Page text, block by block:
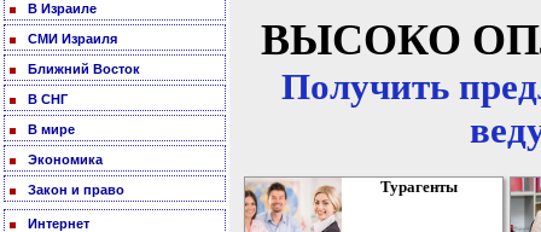
В Израиле
СМИ Израиля
Ближний Восток
В СНГ
В мире
Экономика
Закон и право
Интернет
ВЫСОКО
Получить
Турагенты